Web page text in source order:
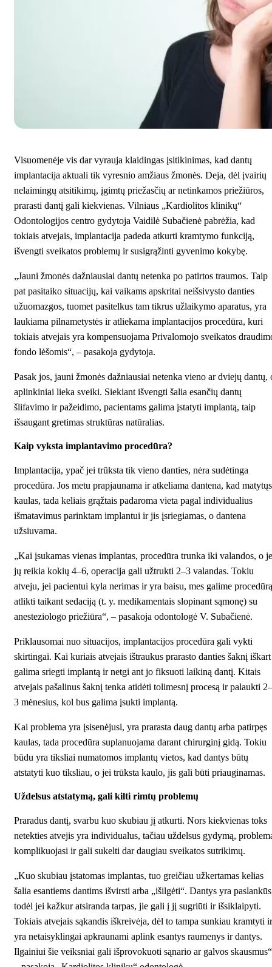
Visuomenėje vis dar vyrauja klaidingas įsitikinimas, kad dantų
implantacija aktuali tik vyresnio amžiaus žmonės. Deja, dėl įvairių
nelaimingų atsitikimų, įgimtų priežasčių ar netinkamos priežiūros,
prarasti dantį gali kiekvienas. Vilniaus „Kardiolitos klinikų“
Odontologijos centro gydytoja Vaidilė Subačienė pabrėžia, kad
tokiais atvejais, implantacija padeda atkurti kramtymo funkciją,
išvengti sveikatos problemų ir susigrąžinti gyvenimo kokybę.
„Jauni žmonės dažniausiai dantų netenka po patirtos traumos. Taip
pat pasitaiko situacijų, kai vaikams apskritai neišsivysto danties
užuomazgos, tuomet pasitelkus tam tikrus užlaikymo aparatus, yra
laukiama pilnametystės ir atliekama implantacijos procedūra, kuri
tokiais atvejais yra kompensuojama Privalomojo sveikatos
fondo lėšomis“, – pasakoja gydytoja.
Pasak jos, jauni žmonės dažniausiai netenka vieno ar dviejų dantų,
aplinkiniai lieka sveiki. Siekiant išvengti šalia esančių dantų
šlifavimo ir pažeidimo, pacientams galima įstatyti implantą, taip
išsaugant gretimas struktūras natūralias.
Kaip vyksta implantavimo procedūra?
Implantacija, ypač jei trūksta tik vieno danties, nėra sudėtinga
procedūra. Jos metu prapjaunama ir atkeliama dantena, kad
kaulas, tada keliais grąžtais padaroma vieta pagal individualius
išmatavimus parinktam implantui ir jis įsriegiamas, o dantena
užsiuvama.
„Kai įsukamas vienas implantas, procedūra trunka iki valandos, o
jų reikia kokių 4–6, operacija gali užtrukti 2–3 valandas. Tokiu
atveju, jei pacientui kyla nerimas ir yra baisu, mes galime procedūrą
atlikti taikant sedaciją (t. y. medikamentais slopinant sąmonę) su
anesteziologo priežiūra“, – pasakoja odontologė V. Subačienė.
Priklausomai nuo situacijos, implantacijos procedūra gali vykti
skirtingai. Kai kuriais atvejais ištraukus prarasto danties šaknį iškart
galima sriegti implantą ir netgi ant jo fiksuoti laikiną dantį. Kitais
atvejais pašalinus šaknį tenka atidėti tolimesnį procesą ir palaukti 2–
3 mėnesius, kol bus galima įsukti implantą.
Kai problema yra įsisenėjusi, yra prarasta daug dantų arba patirpęs
kaulas, tada procedūra suplanuojama darant chirurginį gidą. Tokiu
būdu yra tiksliai numatomos implantų vietos, kad dantys būtų
atstatyti kuo tiksliau, o jei trūksta kaulo, jis gali būti priauginamas.
Uždelsus atstatymą, gali kilti rimtų problemų
Praradus dantį, svarbu kuo skubiau jį atkurti. Nors kiekvienas toks
netekties atvejis yra individualus, tačiau uždelsus gydymą,
komplikuojasi ir gali sukelti dar daugiau sveikatos sutrikimų.
„Kuo skubiau įstatomas implantas, tuo greičiau užkertamas kelias
šalia esantiems dantims išvirsti arba „išilgėti“. Dantys yra
todėl jei kažkur atsiranda tarpas, jie gali į jį sugriūti ir išsiklaipyti.
Tokiais atvejais sąkandis iškreivėja, dėl to tampa sunkiau kramtyti ir
yra netaisyklingai apkraunami aplink esantys raumenys ir dantys.
Ilgainiui šie veiksniai gali išprovokuoti sąnario ar galvos